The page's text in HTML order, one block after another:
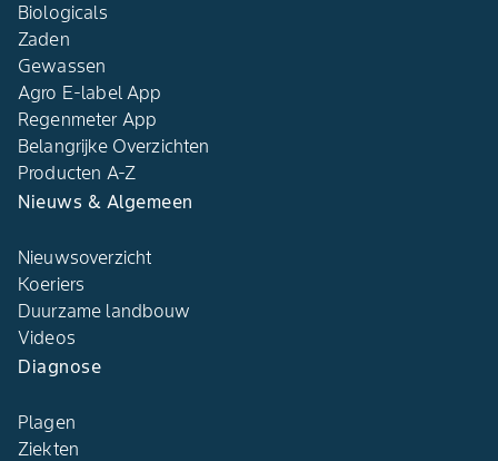
Biologicals
Zaden
Gewassen
Agro E-label App
Regenmeter App
Belangrijke Overzichten
Producten A-Z
Nieuws & Algemeen
Nieuwsoverzicht
Koeriers
Duurzame landbouw
Videos
Diagnose
Plagen
Ziekten